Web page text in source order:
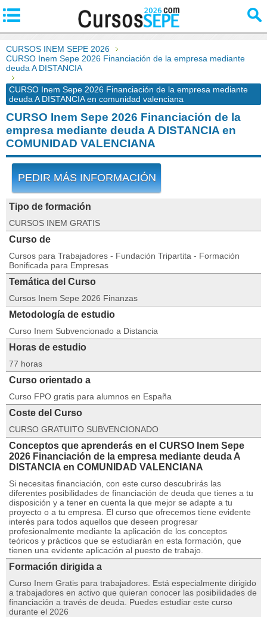
CURSOS INEM SEPE 2026
CURSO Inem Sepe 2026 Financiación de la empresa mediante
deuda A DISTANCIA
CURSO Inem Sepe 2026 Financiación de la empresa mediante
deuda A DISTANCIA en comunidad valenciana
CURSO Inem Sepe 2026 Financiación de la
empresa mediante deuda A DISTANCIA en
COMUNIDAD VALENCIANA
PEDIR MÁS INFORMACIÓN
Tipo de formación
CURSOS INEM GRATIS
Curso de
Cursos para Trabajadores - Fundación Tripartita - Formación
Bonificada para Empresas
Temática del Curso
Cursos Inem Sepe 2026 Finanzas
Metodología de estudio
Curso Inem Subvencionado a Distancia
Horas de estudio
77 horas
Curso orientado a
Curso FPO gratis para alumnos en España
Coste del Curso
CURSO GRATUITO SUBVENCIONADO
Conceptos que aprenderás en el CURSO Inem Sepe
2026 Financiación de la empresa mediante deuda A
DISTANCIA en COMUNIDAD VALENCIANA
Si necesitas financiación, con este curso descubrirás las
diferentes posibilidades de financiación de deuda que tienes a tu
disposición y a tener en cuenta la que mejor se adapte a tu
proyecto o a tu empresa. El curso que ofrecemos tiene evidente
interés para todos aquellos que deseen progresar
profesionalmente mediante la aplicación de los conceptos
teóricos y prácticos que se estudiarán en esta formación, que
tienen una evidente aplicación al puesto de trabajo.
Formación dirigida a
Curso Inem Gratis para trabajadores. Está especialmente dirigido
a trabajadores en activo que quieran conocer las posibilidades de
financiación a través de deuda. Puedes estudiar este curso
durante el 2026